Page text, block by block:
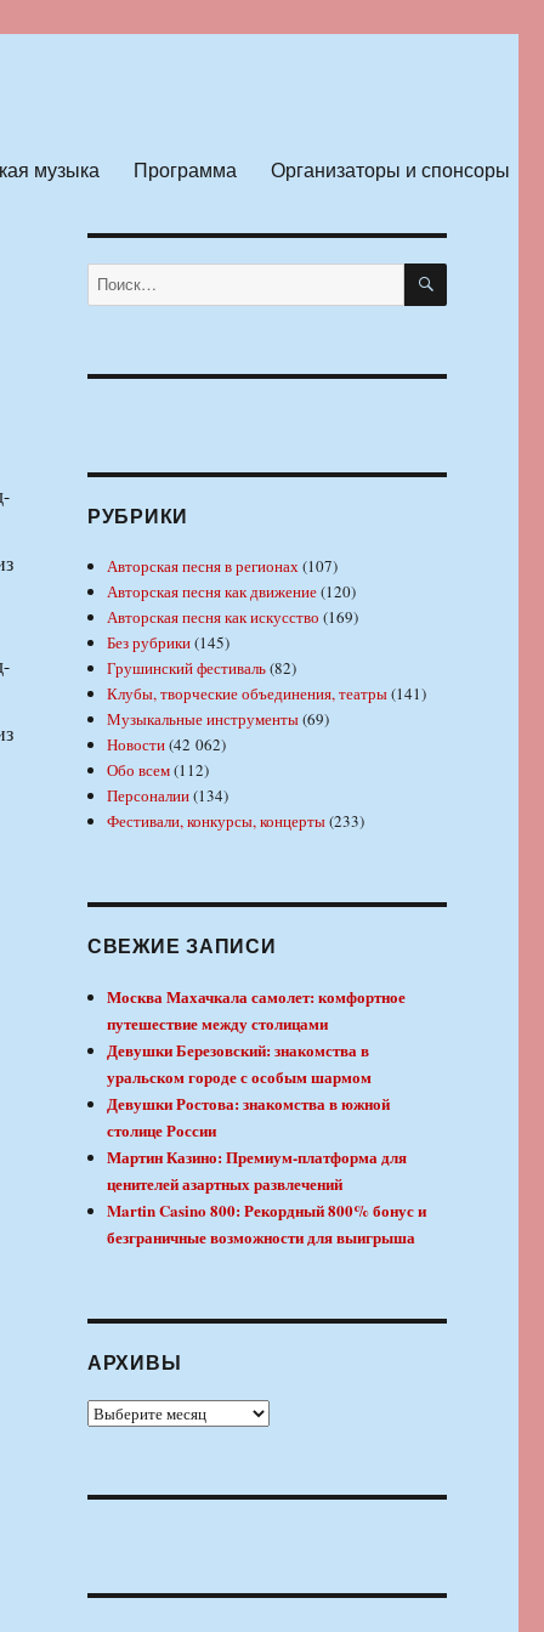
музыка Программа Организаторы и спонсоры
Искать: ПОИСК
РУБРИКИ
Авторская песня в регионах(107)
Авторская песня как движение(120)
Авторская песня как искусство (169)
Без рубрики(145)
Грушинский фестиваль(82)
Клубы, творческие объединения, театры(141)
Музыкальные инструменты(69)
Новости(42 062)
Обо всем(112)
Персоналии(134)
Фестивали, конкурсы, концерты(233)
СВЕЖИЕ ЗАПИСИ
Москва Махачкала самолет: комфортное
путешествие между столицами
Девушки Березовский: знакомства в
уральском городе с особым шармом
Девушки Ростова: знакомства в южной
столице России
Мартин Казино: Премиум-платформа для
ценителей азартных развлечений
Martin Casino 800: Рекордный 800% бонус и
безграничные возможности для выигрыша
АРХИВЫ
Архивы